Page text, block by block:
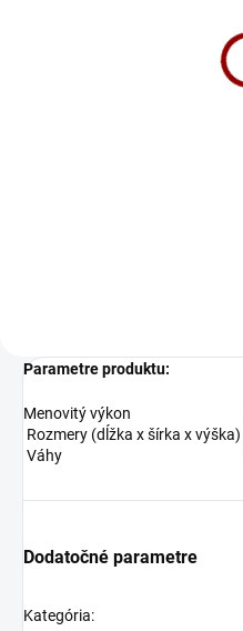
Parametre produktu:
Menovitý výkon
Rozmery (dĺžka x šírka x výška)
Váhy
Dodatočné parametre
Kategória: